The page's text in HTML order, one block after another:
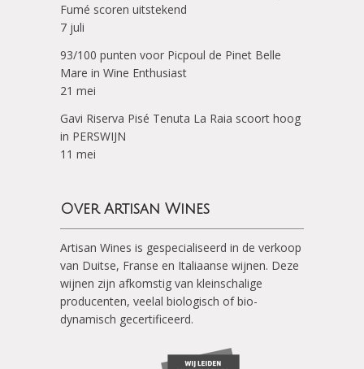
Fumé scoren uitstekend
7 juli
93/100 punten voor Picpoul de Pinet Belle
Mare in Wine Enthusiast
21 mei
Gavi Riserva Pisé Tenuta La Raia scoort hoog
in PERSWIJN
11 mei
Over Artisan Wines
Artisan Wines is gespecialiseerd in de verkoop
van Duitse, Franse en Italiaanse wijnen. Deze
wijnen zijn afkomstig van kleinschalige
producenten, veelal biologisch of bio-
dynamisch gecertificeerd.